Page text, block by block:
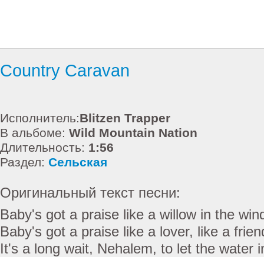
Country Caravan
Исполнитель:Blitzen Trapper
В альбоме: Wild Mountain Nation
Длительность: 1:56
Раздел: Сельская
Оригинальный текст песни:
Baby's got a praise like a willow in the
Baby's got a praise like a lover, like a
It's a long wait, Nehalem, to let the water